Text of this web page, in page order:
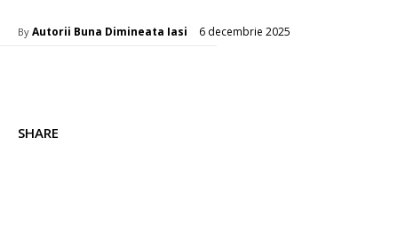
By Autorii Buna Dimineata Iasi 6 decembrie 2025
SHARE